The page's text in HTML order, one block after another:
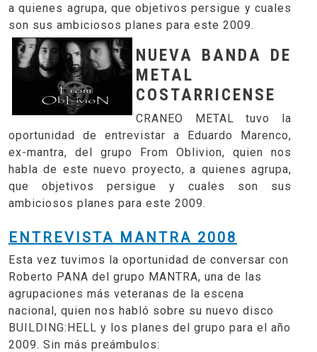
a quienes agrupa, que objetivos persigue y cuales
son sus ambiciosos planes para este 2009.
NUEVA BANDA DE
METAL
COSTARRICENSE
CRANEO METAL tuvo la
oportunidad de entrevistar a Eduardo Marenco,
ex-mantra, del grupo From Oblivion, quien nos
habla de este nuevo proyecto, a quienes agrupa,
que objetivos persigue y cuales son sus
ambiciosos planes para este 2009.
ENTREVISTA MANTRA 2008
Esta vez tuvimos la oportunidad de conversar con
Roberto PANA del grupo MANTRA, una de las
agrupaciones más veteranas de la escena
nacional, quien nos habló sobre su nuevo disco
BUILDING:HELL y los planes del grupo para el año
2009. Sin más preámbulos: